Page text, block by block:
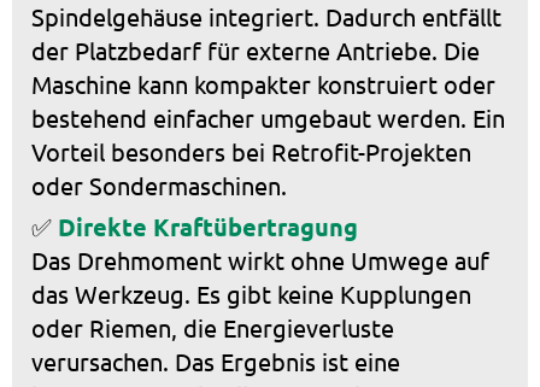
Spindelgehäuse integriert. Dadurch entfällt
der Platzbedarf für externe Antriebe. Die
Maschine kann kompakter konstruiert oder
bestehend einfacher umgebaut werden. Ein
Vorteil besonders bei Retrofit-Projekten
oder Sondermaschinen.
✅ Direkte Kraftübertragung
Das Drehmoment wirkt ohne Umwege auf
das Werkzeug. Es gibt keine Kupplungen
oder Riemen, die Energieverluste
verursachen. Das Ergebnis ist eine